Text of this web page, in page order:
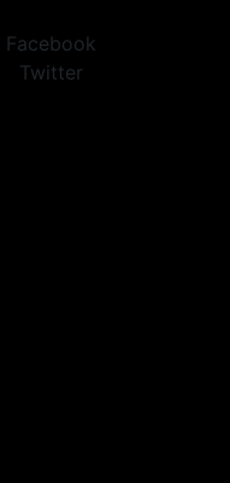
Facebook
Twitter